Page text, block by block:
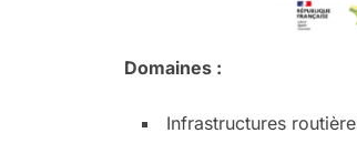
Domaines :
Infrastructures